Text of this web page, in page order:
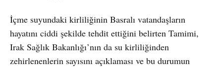
İçme suyundaki kirliliğinin Basralı vatandaşların
hayatını ciddi şekilde tehdit ettiğini belirten Tamimi,
Irak Sağlık Bakanlığı’nın da su kirliliğinden
zehirlenenlerin sayısını açıklaması ve bu durumun